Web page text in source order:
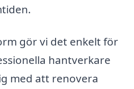
gör vi det enkelt för
hantverkare
med att renovera